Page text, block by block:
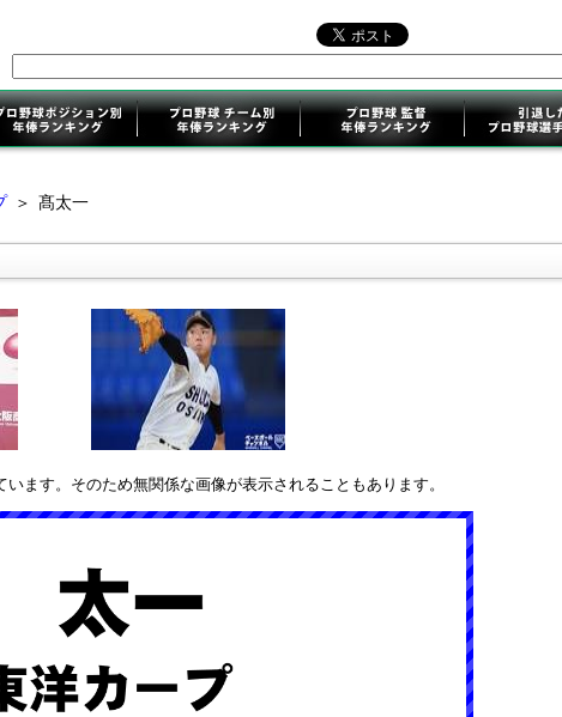
＞ 髙太一
ます。そのため無関係な画像が表示されることもあります。